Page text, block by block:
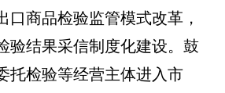
口商品检验监管模式改革，
验结果采信制度化建设。鼓
托检验等经营主体进入市